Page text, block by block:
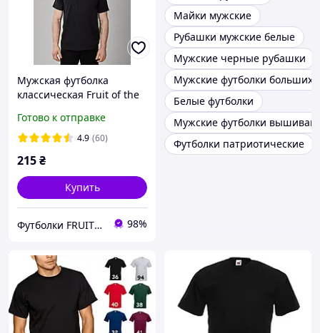
Мужская футболка
классическая Fruit of the
хлопок выбор цвета
Готово к отправке
4.9 (60)
215₴
Купить
Футболки FRUIT 👕 98%
Майки мужские
Рубашки мужские белые
Мужские черные рубашки
Мужские футболки больших
Белые футболки
Мужские футболки
Футболки патриотические